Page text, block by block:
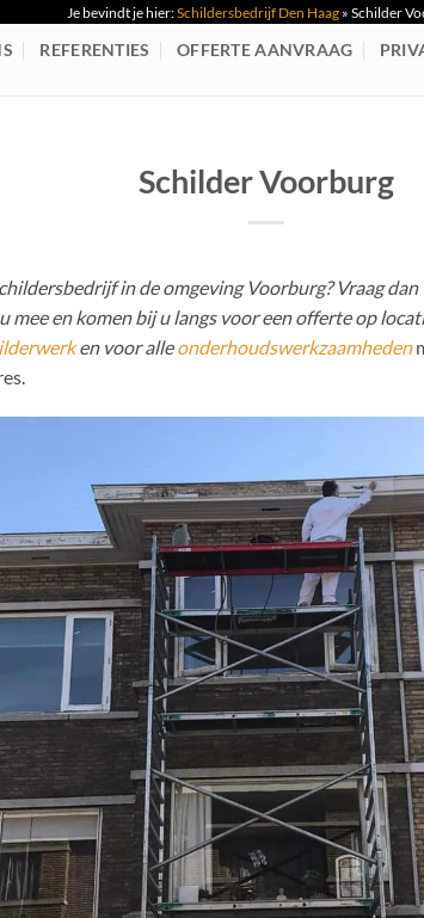
Je bevindt je hier:Schildersbedrijf Den Haag » Schilder
REFERENTIES OFFERTE AANVRAAG
Schilder Voorburg
in de omgeving Voorburg? Vraag
mee en komen bij u langs voor een offerte op
en voor alleonderhoudswerkzaamheden